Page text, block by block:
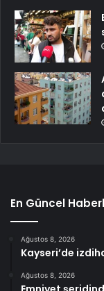
En Güncel
Ağustos 8, 2026
Kayseri’de
Ağustos 8, 2026